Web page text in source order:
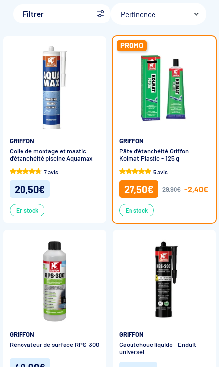
Accessoires et pièces détachées filtration
Pompe de filtration à vitesse variable
Vannes multivoies filtres à sable
Groupe de filtration sur palette
Filtrer Pertinence
GRIFFON
Colle de montage et mastic
d'étanchéité piscine Aquamax
7 avis
20,50€
En stock
PROMO
GRIFFON
Pâte d'étanchéité Griffon
Kolmat Plastic - 125 g
5 avis
27,50€ 29,90€ -2,40€
En stock
GRIFFON
Rénovateur de surface RPS-300
GRIFFON
Caoutchouc liquide - Enduit
universel